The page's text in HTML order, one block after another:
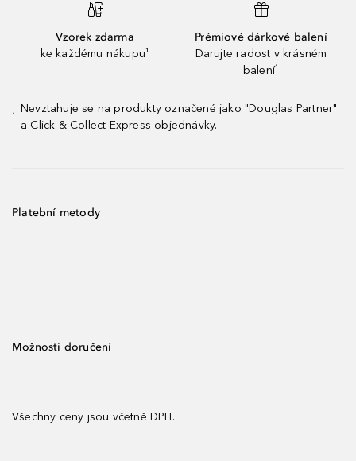
Vzorek zdarma
ke každému nákupu¹
Prémiové dárkové balení
Darujte radost v krásném
balení¹
¹
Nevztahuje se na produkty označené jako "Douglas Partner"
a Click & Collect Express objednávky.
Platební metody
Možnosti doručení
Všechny ceny jsou včetně DPH.